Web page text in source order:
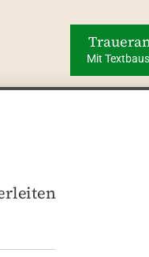
Mit
weiterleiten
Seite kopieren